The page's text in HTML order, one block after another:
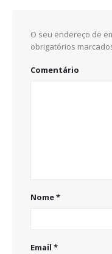
O seu endereço de
obrigatórios
Comentário
Nome*
Email *